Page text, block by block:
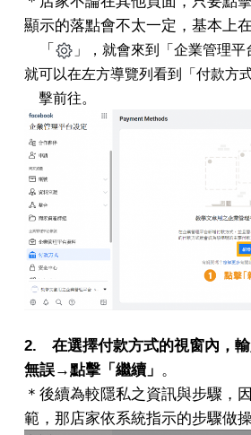
顯示的落點會不太一定，基本上
「
」，就會來到「企業管理
就可以在左方導覽列看到「付款方
擊前往。
2. 在選擇付款方式的視窗內，
無誤→點擊「繼續」 。
＊後續為較隱私之資訊與步驟，
範，那店家依系統指示的步驟做